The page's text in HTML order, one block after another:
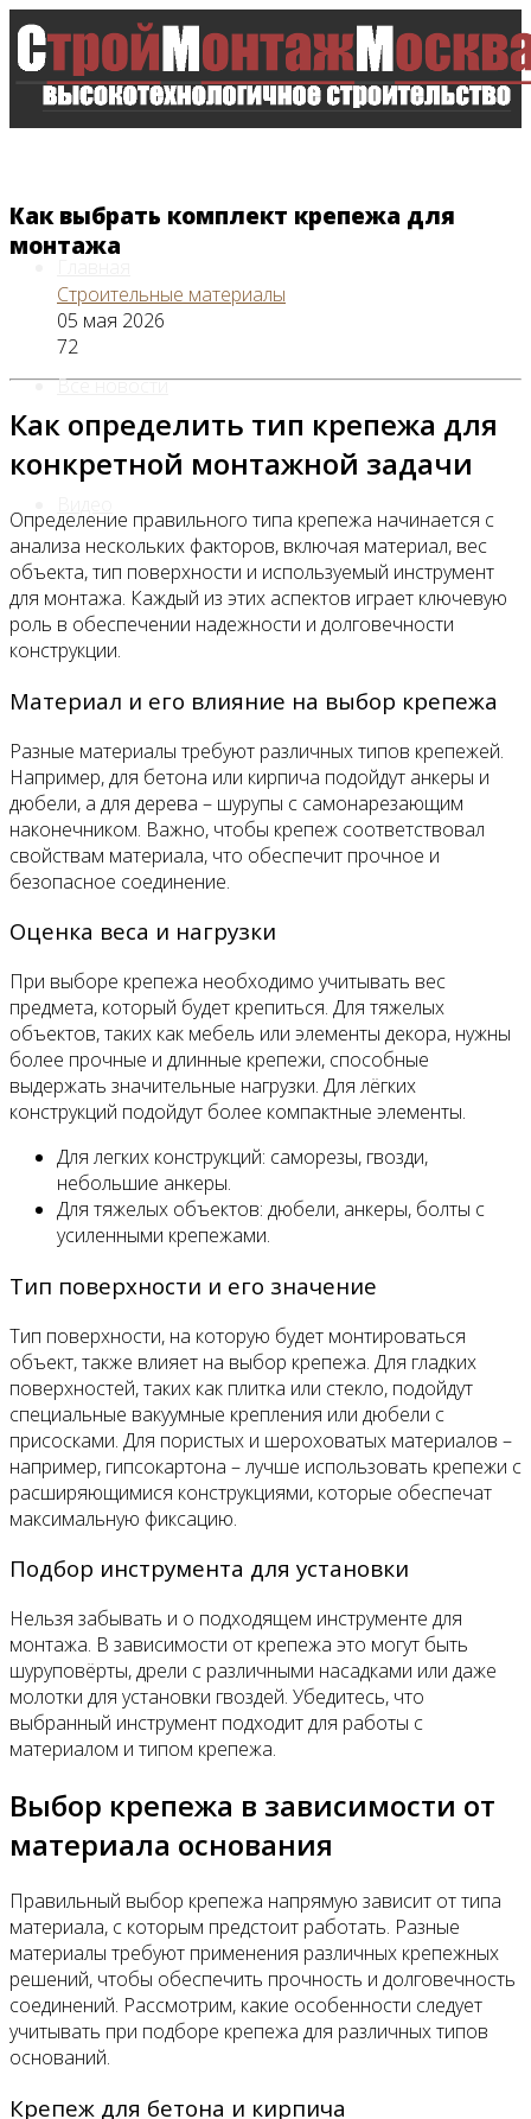
Все новости
Как выбрать комплект крепежа для
монтажа
Строительные материалы
05 мая 2026
72
Как определить тип крепежа для
конкретной монтажной задачи
Определение правильного типа крепежа начинается с
анализа нескольких факторов, включая материал, вес
объекта, тип поверхности и используемый инструмент
для монтажа. Каждый из этих аспектов играет ключевую
роль в обеспечении надежности и долговечности
конструкции.
Материал и его влияние на выбор крепежа
Разные материалы требуют различных типов крепежей.
Например, для бетона или кирпича подойдут анкеры и
дюбели, а для дерева – шурупы с самонарезающим
наконечником. Важно, чтобы крепеж соответствовал
свойствам материала, что обеспечит прочное и
безопасное соединение.
Оценка веса и нагрузки
При выборе крепежа необходимо учитывать вес
предмета, который будет крепиться. Для тяжелых
объектов, таких как мебель или элементы декора, нужны
более прочные и длинные крепежи, способные
выдержать значительные нагрузки. Для лёгких
конструкций подойдут более компактные элементы.
Для легких конструкций: саморезы, гвозди,
небольшие анкеры.
Для тяжелых объектов: дюбели, анкеры, болты с
усиленными крепежами.
Тип поверхности и его значение
Тип поверхности, на которую будет монтироваться
объект, также влияет на выбор крепежа. Для гладких
поверхностей, таких как плитка или стекло, подойдут
специальные вакуумные крепления или дюбели с
присосками. Для пористых и шероховатых материалов –
например, гипсокартона – лучше использовать крепежи с
расширяющимися конструкциями, которые обеспечат
максимальную фиксацию.
Подбор инструмента для установки
Нельзя забывать и о подходящем инструменте для
монтажа. В зависимости от крепежа это могут быть
шуруповёрты, дрели с различными насадками или даже
молотки для установки гвоздей. Убедитесь, что
выбранный инструмент подходит для работы с
материалом и типом крепежа.
Выбор крепежа в зависимости от
материала основания
Правильный выбор крепежа напрямую зависит от типа
материала, с которым предстоит работать. Разные
материалы требуют применения различных крепежных
решений, чтобы обеспечить прочность и долговечность
соединений. Рассмотрим, какие особенности следует
учитывать при подборе крепежа для различных типов
оснований.
Крепеж для бетона и кирпича